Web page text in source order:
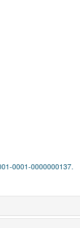
0001-0000000137.